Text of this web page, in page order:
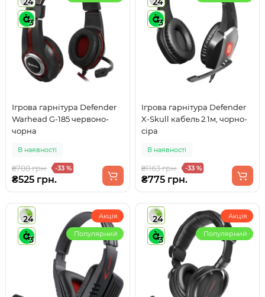
3
Ігрова гарнітура Defender
Warhead G-185 червоно-
чорна
В наявності
₴788 грн. -33 %
₴525 грн.
3
Ігрова гарнітура Defender
X-Skull кабель 2.1м, чорно-
сіра
В наявності
₴1163 грн. -33 %
₴775 грн.
24
3
Акція
Популярний
24
3
Акція
Популярний